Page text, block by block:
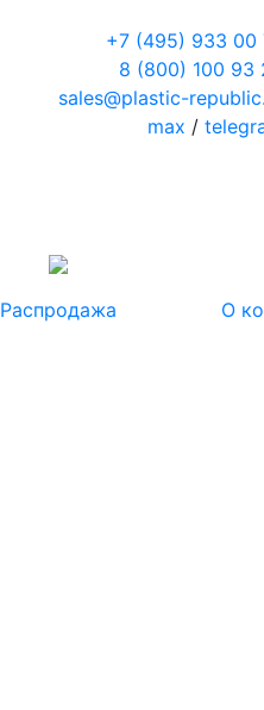
+7 (495) 933 00
8 (800) 100 93
sales@plastic-
max /
Распродажа О